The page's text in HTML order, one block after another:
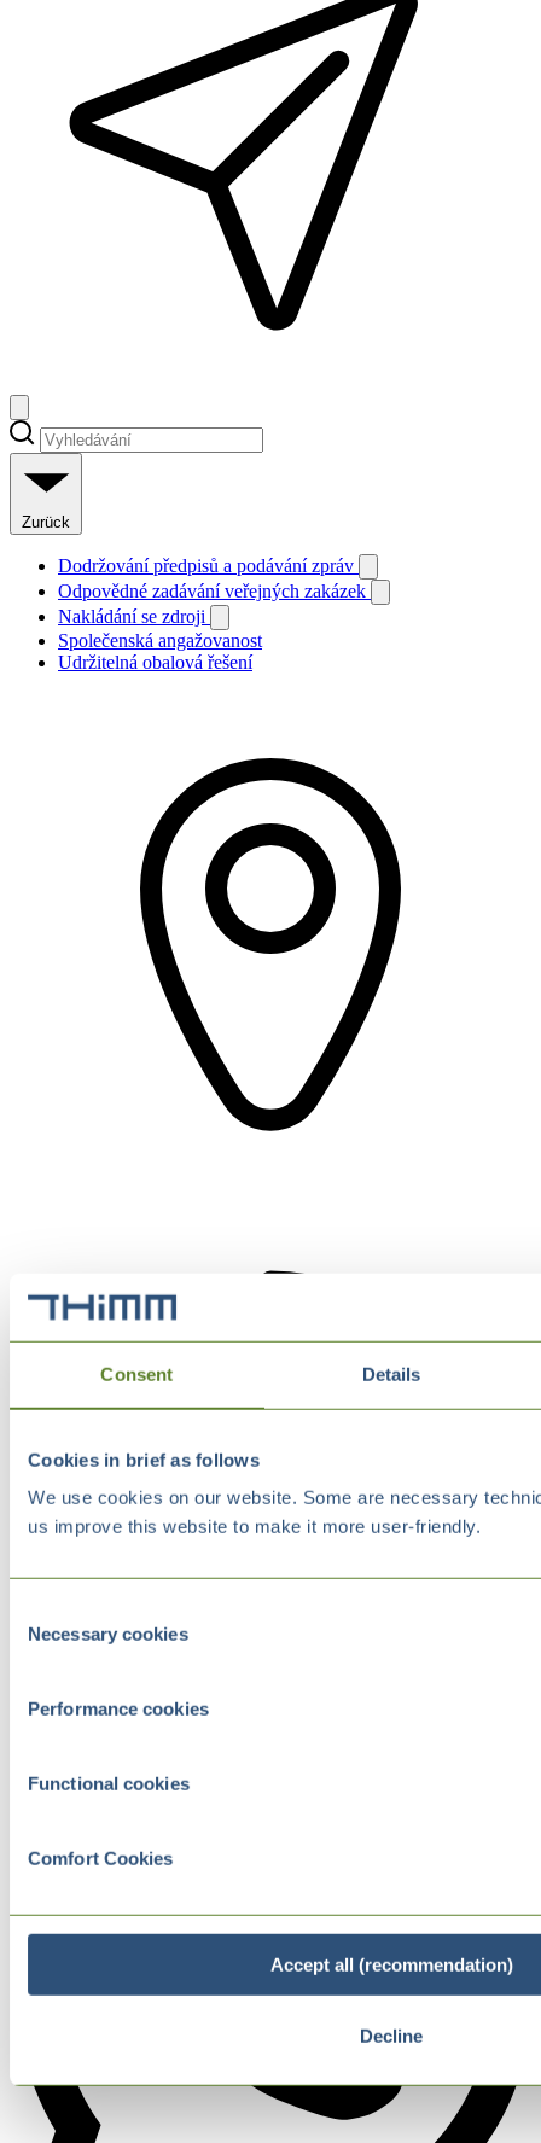
Consent Details
Cookies in brief as follows
We use cookies on our website. Some are necessary
us improve this website to make it more user-friendly.
Selection
Necessary cookies
Performance cookies
Functional cookies
Comfort Cookies
Accept all (recommendation)
Decline
Zurück
Dodržování předpisů a podávání zpráv
Odpovědné zadávání veřejných zakázek
Nakládání se zdroji
Společenská angažovanost
Udržitelná obalová řešení